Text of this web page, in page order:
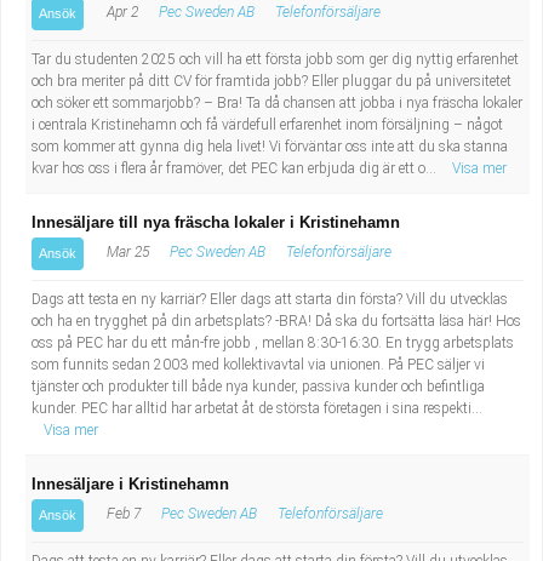
Ansök Apr 2 Pec Sweden AB Telefonförsäljare
Tar du studenten 2025 och vill ha ett första jobb som ger dig nyttig erfarenhet
och bra meriter på ditt CV för framtida jobb? Eller pluggar du på universitetet
och söker ett sommarjobb? – Bra! Ta då chansen att jobba i nya fräscha lokaler
i centrala Kristinehamn och få värdefull erfarenhet inom försäljning – något
som kommer att gynna dig hela livet! Vi förväntar oss inte att du ska stanna
kvar hos oss i flera år framöver, det PEC kan erbjuda dig är ett o...
Visa mer
Innesäljare till nya fräscha lokaler i Kristinehamn
Ansök Mar 25 Pec Sweden AB Telefonförsäljare
Dags att testa en ny karriär? Eller dags att starta din första? Vill du utvecklas
och ha en trygghet på din arbetsplats? -BRA! Då ska du fortsätta läsa här! Hos
oss på PEC har du ett mån-fre jobb , mellan 8:30-16:30. En trygg arbetsplats
som funnits sedan 2003 med kollektivavtal via unionen. På PEC säljer vi
tjänster och produkter till både nya kunder, passiva kunder och befintliga
kunder. PEC har alltid har arbetat åt de största företagen i sina respekti...
Visa mer
Innesäljare i Kristinehamn
Ansök Feb 7 Pec Sweden AB Telefonförsäljare